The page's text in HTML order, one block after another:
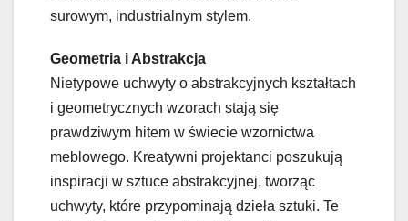
surowym, industrialnym stylem.
Geometria i Abstrakcja
Nietypowe uchwyty o abstrakcyjnych kształtach
i geometrycznych wzorach stają się
prawdziwym hitem w świecie wzornictwa
meblowego. Kreatywni projektanci poszukują
inspiracji w sztuce abstrakcyjnej, tworząc
uchwyty, które przypominają dzieła sztuki. Te